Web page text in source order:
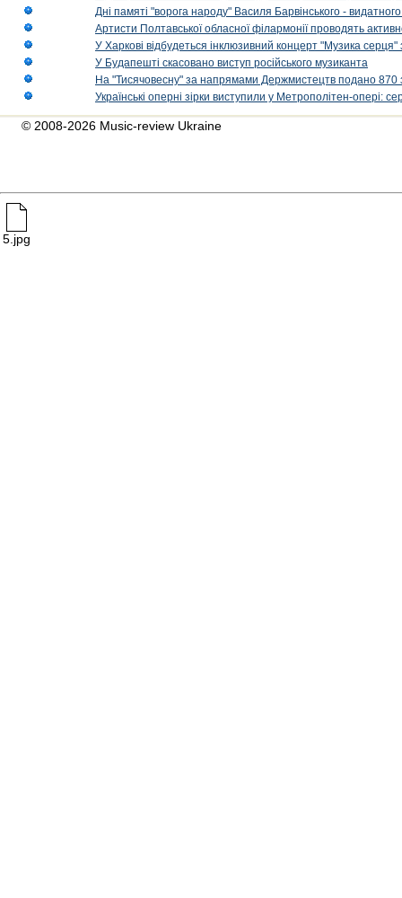
Дні памяті "ворога народу" Василя Барвінського -
Артисти Полтавської обласної філармонії проводять
У Харкові відбудеться інклюзивний концерт "Музика
У Будапешті скасовано виступ російського музиканта
На "Тисячовесну" за напрямами Держмистецтв подано 870
Українські оперні зірки виступили у Метрополітен-опері:
© 2008-2026 Music-review Ukraine
5.jpg